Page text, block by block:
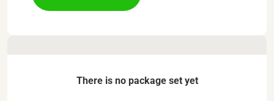
There is no package set yet